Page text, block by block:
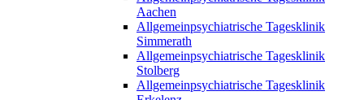
Aachen
Allgemeinpsychiatrische Tagesklinik
Simmerath
Allgemeinpsychiatrische Tagesklinik
Stolberg
Allgemeinpsychiatrische Tagesklinik